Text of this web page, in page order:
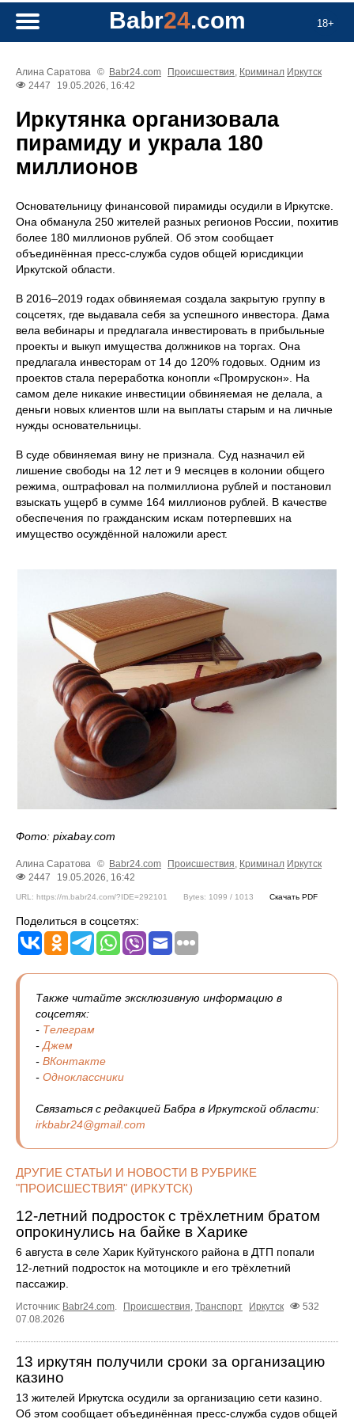
18+
Babr24.com
Алина Саратова © Babr24.com Происшествия, Криминал Иркутск
2447
19.05.2026, 16:42
Иркутянка организовала
пирамиду и украла 180
миллионов
Основательницу финансовой пирамиды осудили в Иркутске.
Она обманула 250 жителей разных регионов России, похитив
более 180 миллионов рублей. Об этом сообщает
объединённая пресс‑служба судов общей юрисдикции
Иркутской области.
В 2016–2019 годах обвиняемая создала закрытую группу в
соцсетях, где выдавала себя за успешного инвестора. Дама
вела вебинары и предлагала инвестировать в прибыльные
проекты и выкуп имущества должников на торгах. Она
предлагала инвесторам от 14 до 120% годовых. Одним из
проектов стала переработка конопли «Промрускон». На
самом деле никакие инвестиции обвиняемая не делала, а
деньги новых клиентов шли на выплаты старым и на личные
нужды основательницы.
В суде обвиняемая вину не признала. Суд назначил ей
лишение свободы на 12 лет и 9 месяцев в колонии общего
режима, оштрафовал на полмиллиона рублей и постановил
взыскать ущерб в сумме 164 миллионов рублей. В качестве
обеспечения по гражданским искам потерпевших на
имущество осуждённой наложили арест.
Фото: pixabay.com
Алина Саратова © Babr24.com Происшествия, Криминал Иркутск
2447
19.05.2026, 16:42
URL: https://m.babr24.com/?IDE=292101 Bytes: 1099 / 1013 Скачать PDF
Поделиться в соцсетях:
Также читайте эксклюзивную информацию в
соцсетях:
- Телеграм
- Джем
- ВКонтакте
- Одноклассники
Связаться с редакцией Бабра в Иркутской области:
irkbabr24@gmail.com
ДРУГИЕ СТАТЬИ И НОВОСТИ В РУБРИКЕ
"ПРОИСШЕСТВИЯ" (ИРКУТСК)
12‑летний подросток с трёхлетним братом
опрокинулись на байке в Харике
6 августа в селе Харик Куйтунского района в ДТП попали
12‑летний подросток на мотоцикле и его трёхлетний
пассажир.
Источник: Babr24.com. Происшествия, Транспорт Иркутск
532
07.08.2026
13 иркутян получили сроки за организацию
казино
13 жителей Иркутска осудили за организацию сети казино.
Об этом сообщает объединённая пресс‑служба судов общей